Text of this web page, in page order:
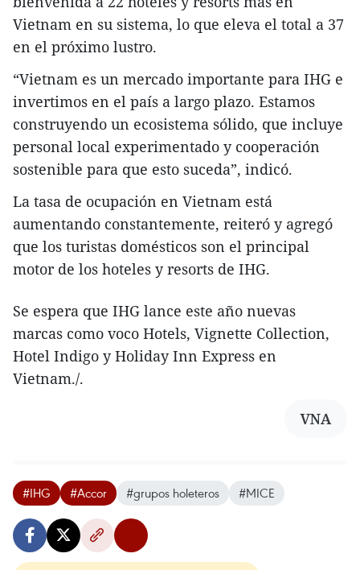
Vietnam en su sistema, lo que eleva el total a 37
en el próximo lustro.
“Vietnam es un mercado importante para IHG e
invertimos en el país a largo plazo. Estamos
construyendo un ecosistema sólido, que incluye
personal local experimentado y cooperación
sostenible para que esto suceda”, indicó.
La tasa de ocupación en Vietnam está
aumentando constantemente, reiteró y agregó
que los turistas domésticos son el principal
motor de los hoteles y resorts de IHG.
Se espera que IHG lance este año nuevas
marcas como voco Hotels, Vignette Collection,
Hotel Indigo y Holiday Inn Express en
Vietnam./.
VNA
#IHG #Accor #grupos holeteros #MICE